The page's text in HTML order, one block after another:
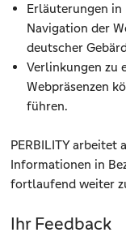
Erläuterungen
Navigation der
deutscher
Verlinkungen zu
Webpräsenzen
führen.
PERBILITY arbeitet
Informationen in
fortlaufend weiter
Ihr Feedback